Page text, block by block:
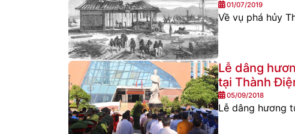
01/07/2019
Về vụ phá hủy
Lễ dâng
tại Thành
05/09/2018
Lễ dâng hương